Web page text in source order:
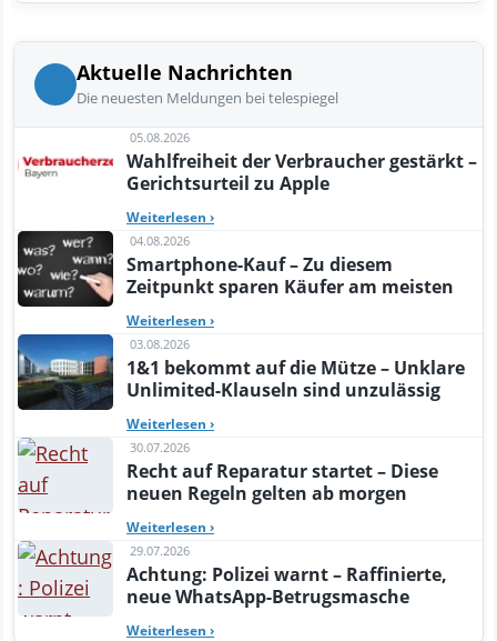
Aktuelle Nachrichten
Die neuesten Meldungen bei telespiegel
05.08.2026
Wahlfreiheit der Verbraucher gestärkt –
Gerichtsurteil zu Apple
Weiterlesen ›
04.08.2026
Smartphone-Kauf – Zu diesem
Zeitpunkt sparen Käufer am meisten
Weiterlesen ›
03.08.2026
1&1 bekommt auf die Mütze – Unklare
Unlimited-Klauseln sind unzulässig
Weiterlesen ›
30.07.2026
Recht auf Reparatur startet – Diese
neuen Regeln gelten ab morgen
Weiterlesen ›
29.07.2026
Achtung: Polizei warnt – Raffinierte,
neue WhatsApp-Betrugsmasche
Weiterlesen ›